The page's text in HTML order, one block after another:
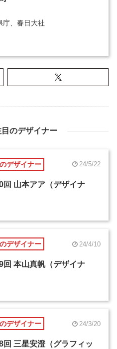
庁、春日大社
のデザイナー
デザイナー 24/5/22
回 山本アア（デザイナ
デザイナー 24/4/10
回 本山真帆（デザイナ
デザイナー 24/3/20
回 三星安澄（グラフィッ